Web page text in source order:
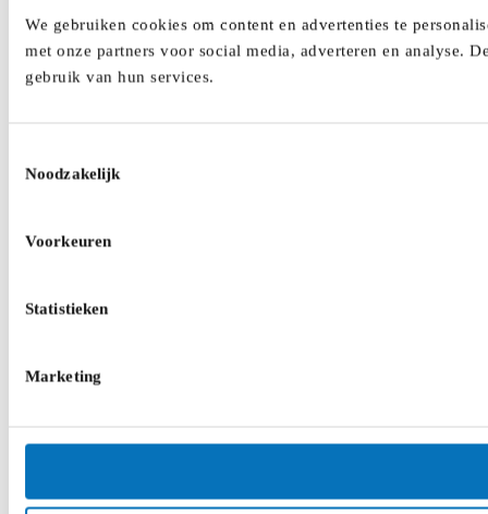
We gebruiken cookies om content en advertenties te
met onze partners voor social media, adverteren en analyse.
gebruik van hun services.
Noodzakelijk
Voorkeuren
Statistieken
Marketing